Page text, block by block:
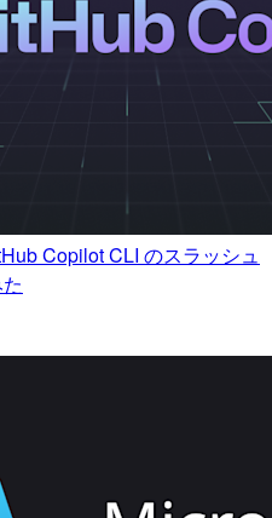
Copilot CLI のスラッシュ